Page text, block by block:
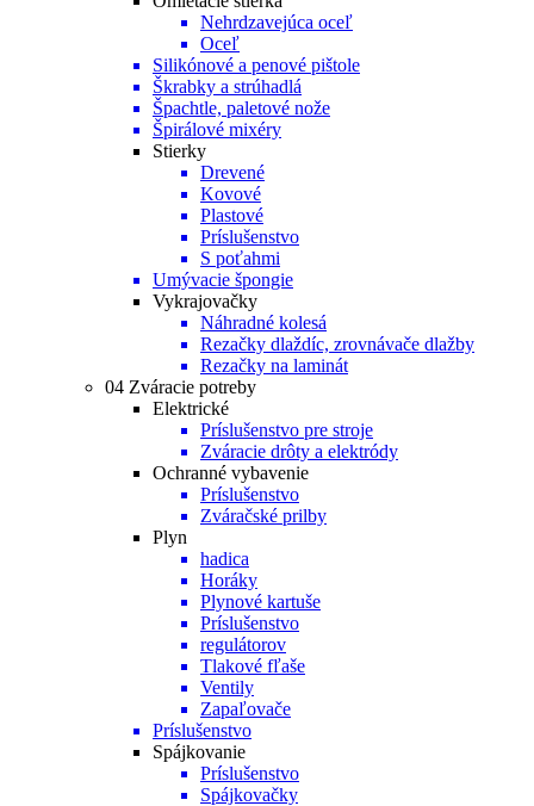
Nehrdzavejúca oceľ
Oceľ
Silikónové a penové pištole
Škrabky a strúhadlá
Špachtle, paletové nože
Špirálové mixéry
Stierky
Drevené
Kovové
Plastové
Príslušenstvo
S poťahmi
Umývacie špongie
Vykrajovačky
Náhradné kolesá
Rezačky dlaždíc, zrovnávače dlažby
Rezačky na laminát
04 Zváracie potreby
Elektrické
Príslušenstvo pre stroje
Zváracie drôty a elektródy
Ochranné vybavenie
Príslušenstvo
Zváračské prilby
Plyn
hadica
Horáky
Plynové kartuše
Príslušenstvo
regulátorov
Tlakové fľaše
Ventily
Zapaľovače
Príslušenstvo
Spájkovanie
Príslušenstvo
Spájkovačky